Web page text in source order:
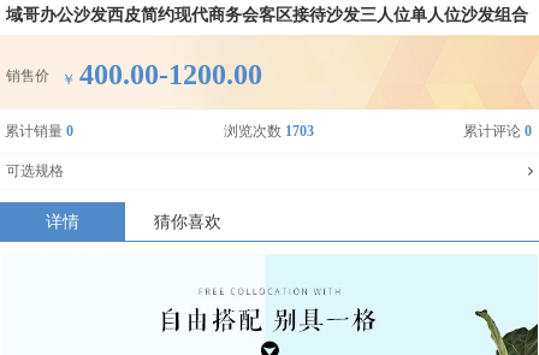
域哥办公沙发西皮简约现代商务会客区接待沙发三人位单人位沙发组合
销售价 ￥ 400.00-1200.00
累计销量 0 浏览次数 1703 累计评论 0
可选规格
详情 猜你喜欢